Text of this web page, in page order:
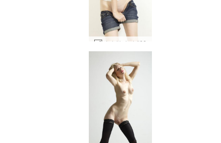
마야 하이 키 #38